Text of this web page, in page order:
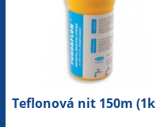
Teflonová nit 150m